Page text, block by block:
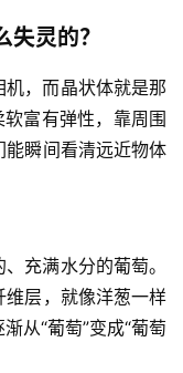
失灵的？
机，而晶状体就是那
富有弹性，靠周围
能瞬间看清远近物体
充满水分的葡萄。
维层，就像洋葱一样
从“葡萄”变成“葡萄